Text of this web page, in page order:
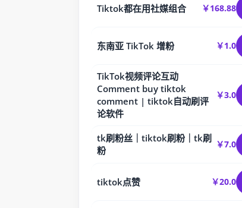
Tiktok都在用社媒组合 ￥168.88
东南亚 TikTok 增粉 ￥1.0
TikTok视频评论互动
Comment buy tiktok
comment | tiktok自动刷评
论软件
￥3.0
tk刷粉丝｜tiktok刷粉｜tk刷
粉
￥7.0
tiktok点赞 ￥20.0